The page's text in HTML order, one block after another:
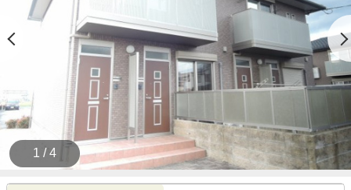
1 / 4